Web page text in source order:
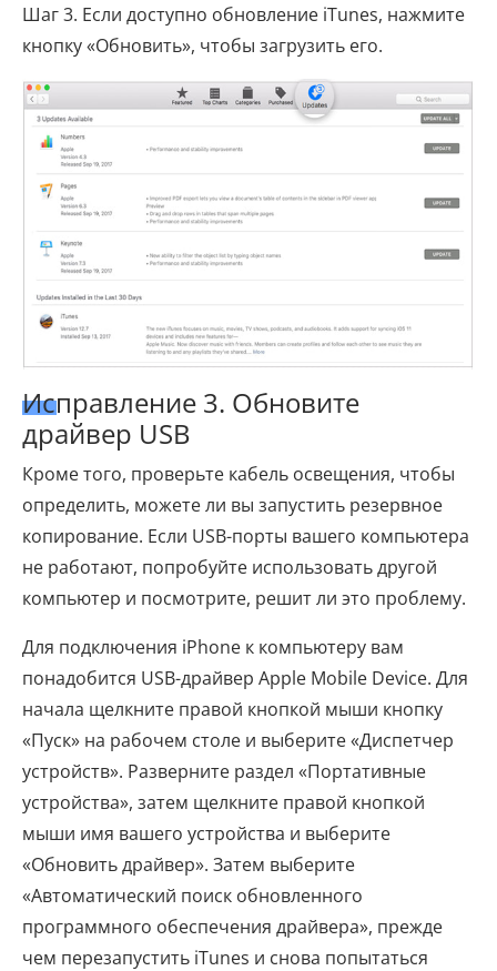
Шаг 3. Если доступно обновление iTunes, нажмите
кнопку «Обновить», чтобы загрузить его.
Исправление 3. Обновите
драйвер USB
Кроме того, проверьте кабель освещения, чтобы
определить, можете ли вы запустить резервное
копирование. Если USB-порты вашего компьютера
не работают, попробуйте использовать другой
компьютер и посмотрите, решит ли это проблему.
Для подключения iPhone к компьютеру вам
понадобится USB-драйвер Apple Mobile Device. Для
начала щелкните правой кнопкой мыши кнопку
«Пуск» на рабочем столе и выберите «Диспетчер
устройств». Разверните раздел «Портативные
устройства», затем щелкните правой кнопкой
мыши имя вашего устройства и выберите
«Обновить драйвер». Затем выберите
«Автоматический поиск обновленного
программного обеспечения драйвера», прежде
чем перезапустить iTunes и снова попытаться